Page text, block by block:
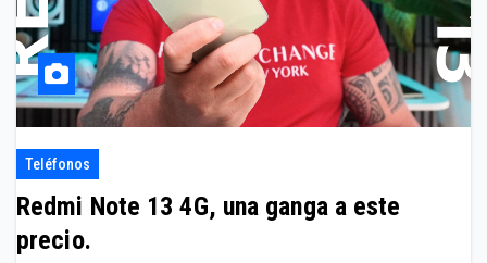
Teléfonos
Redmi Note 13 4G, una ganga a este
precio.